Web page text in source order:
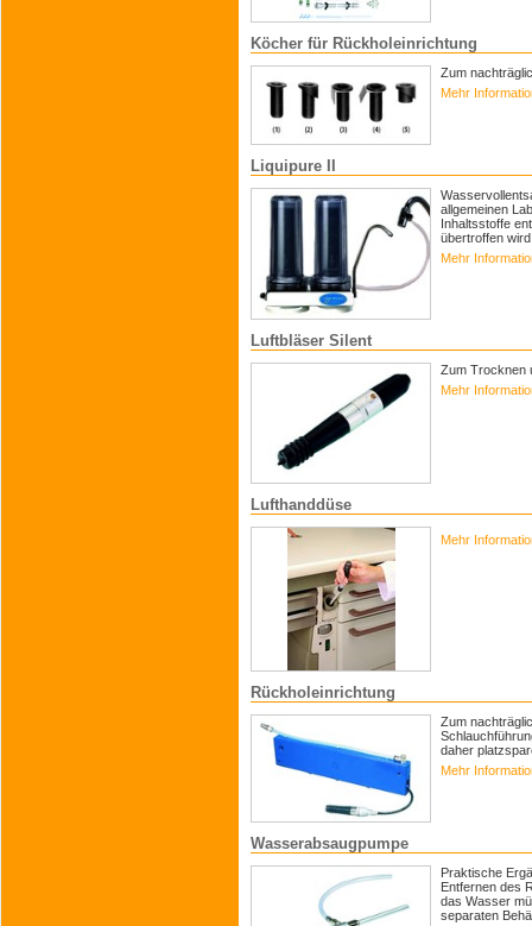
Köcher für Rückholeinrichtung
Zum
Mehr
Liquipure II
allgemeinen
Inhaltsstoffe
übertroffen
Mehr
Luftbläser Silent
Zum Trocknen
Mehr
Lufthanddüse
Mehr
Rückholeinrichtung
Zum
daher
Mehr
Wasserabsaugpumpe
Praktische
Entfernen des
das Wasser
separaten